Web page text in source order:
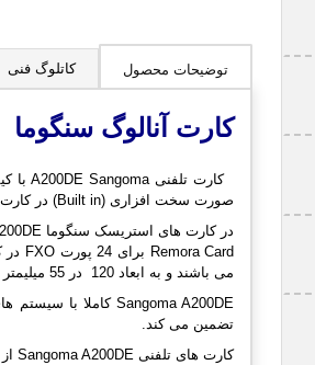
توضیحات محصول کاتلوگ فنی
کارت آنالوگ سنگوما
صورت سخت افزاری (Built in) در کارت وجود دارد بدون این که بار اضافه بر روی پردازنده سرور تحمیل شود .
می باشند و به ابعاد 120 در 55 میلیمتر به حالت 2U می باشد.
تضمین می کند.
کارت های تلفنی Sangoma A200DE از فکس نیز به خوبی پشتیبانی می کنند و نیازی به خط جدا برای دستگاه فکس نمی باشد.